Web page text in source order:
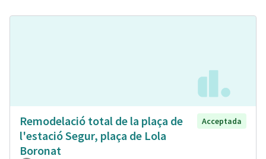
Remodelació total de la plaça de
l'estació Segur, plaça de Lola
Boronat
Acceptada